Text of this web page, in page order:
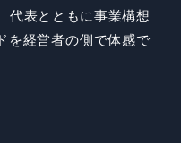
代表とともに事業構想
を経営者の側で体感で